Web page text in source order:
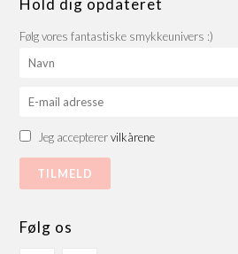
Hold dig opdateret
Følg vores fantastiske smykkeunivers :)
Jeg accepterervilkårene
Følg os